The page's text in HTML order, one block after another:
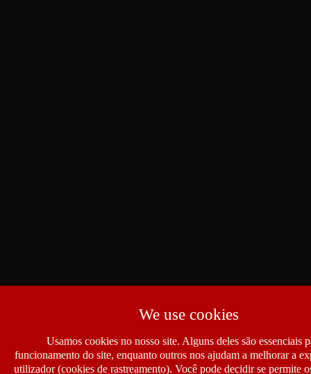
We use cookies
Usamos cookies no nosso site. Alguns deles são essenciais
funcionamento do site, enquanto outros nos ajudam a melhorar a
utilizador (cookies de rastreamento). Você pode decidir se permite